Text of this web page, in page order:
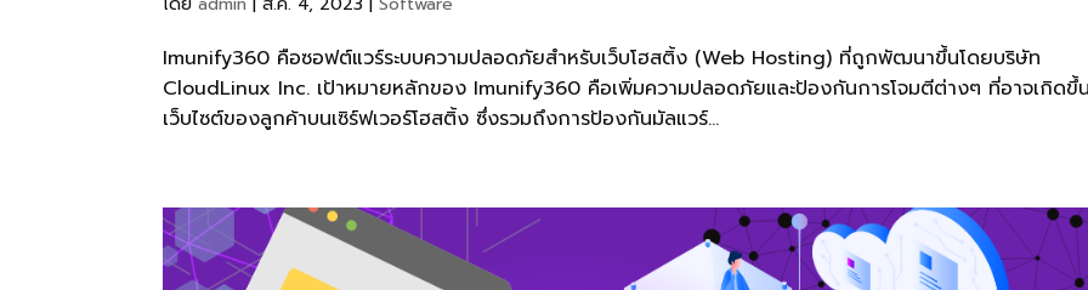
Imunify360 คือซอฟต์แวร์ระบบความปลอดภัยสำหรับเว็บโฮสติ้ง (Web Hosting) ที่ถูกพัฒนาขึ้นโดยบริษัท
CloudLinux Inc. เป้าหมายหลักของ Imunify360 คือเพิ่มความปลอดภัยและป้องกันการโจมตีต่างๆ ที่อาจเกิดขึ้
เว็บไซต์ของลูกค้าบนเซิร์ฟเวอร์โฮสติ้ง ซึ่งรวมถึงการป้องกันมัลแวร์...